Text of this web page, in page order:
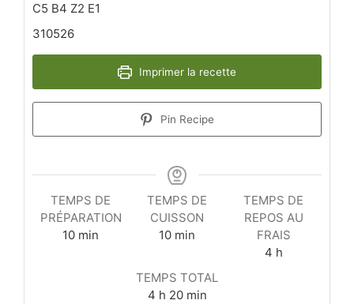
C5 B4 Z2 E1
310526
Imprimer la recette
Pin Recipe
TEMPS DE
PRÉPARATION
10minutes
min
TEMPS DE
CUISSON
10minutes
min
TEMPS DE
REPOS AU
FRAIS
4heures
h
TEMPS TOTAL
4heures
h 20minutes
min